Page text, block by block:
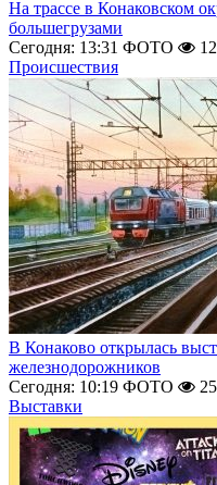
На трассе в Конаковском
большегрузами
Сегодня: 13:31 ФОТО
12
Происшествия
В Конаково открылась
железнодорожников
Сегодня: 10:19 ФОТО
25
Выставки